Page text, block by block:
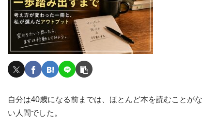
自分は40歳になる前までは、ほとんど本を読むことがな
い人間でした。